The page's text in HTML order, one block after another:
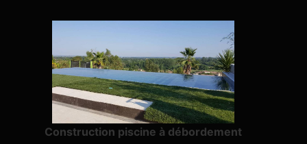
Construction piscine à débordement